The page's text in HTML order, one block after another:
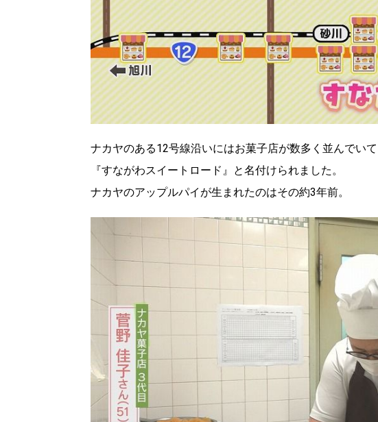
ナカヤのある12号線沿いにはお菓子店が数多く並んでい
『すながわスイートロード』と名付けられました。
ナカヤのアップルパイが生まれたのはその約3年前。